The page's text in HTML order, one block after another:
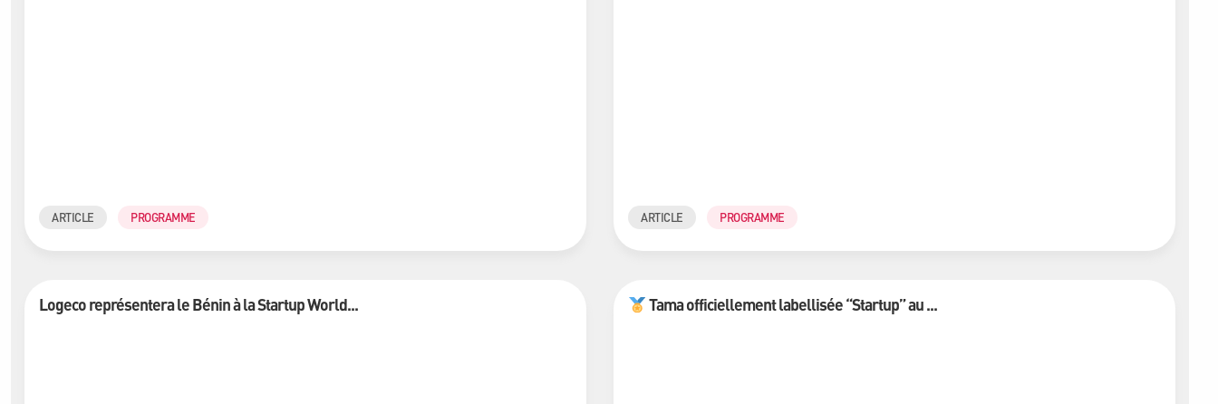
ARTICLE PROGRAMME ARTICLE PROGRAMME
Logeco représentera le Bénin à la Startup World... Tama officiellement labellisée “Startup” au ...